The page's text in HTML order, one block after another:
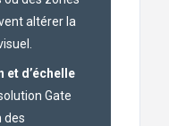
altérer la
et d’échelle
Gate
des